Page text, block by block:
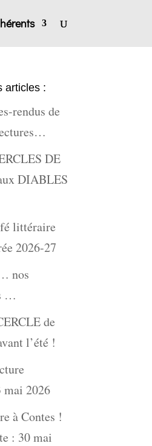
articles :
rendus de
DE
DIABLES
littéraire
2026-27
nos
…
de
l’été !
2026
à Contes !
: 30 mai